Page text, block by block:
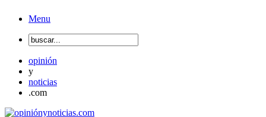
Menu
opinión
y
noticias
.com